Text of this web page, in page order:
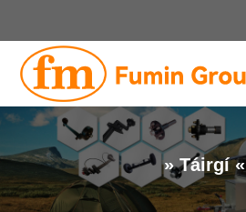
» Táirgí «